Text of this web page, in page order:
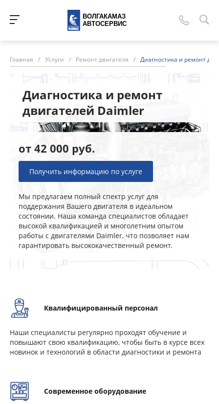
ВОЛГАКАМАЗ
АВТОСЕРВИС
Главная / Услуги / Ремонт двигателя / Диагностика и ремонт
Диагностика и ремонт
двигателей Daimler
от 42 000 руб.
Получить информацию по услуге
Мы предлагаем полный спектр услуг для
поддержания Вашего двигателя в идеальном
состоянии. Наша команда специалистов обладает
высокой квалификацией и многолетним опытом
работы с двигателями Daimler, что позволяет нам
гарантировать высококачественный ремонт.
Квалифицированный персонал
Наши специалисты регулярно проходят обучение и
повышают свою квалификацию, чтобы быть в курсе всех
новинок и технологий в области диагностики и ремонта
Современное оборудование